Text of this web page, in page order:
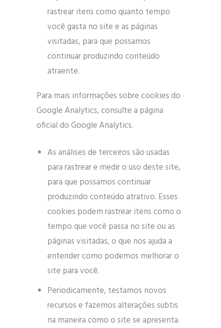
rastrear itens como quanto tempo
você gasta no site e as páginas
visitadas, para que possamos
continuar produzindo conteúdo
atraente.
Para mais informações sobre cookies do
Google Analytics, consulte a página
oficial do Google Analytics.
As análises de terceiros são usadas
para rastrear e medir o uso deste site,
para que possamos continuar
produzindo conteúdo atrativo. Esses
cookies podem rastrear itens como o
tempo que você passa no site ou as
páginas visitadas, o que nos ajuda a
entender como podemos melhorar o
site para você.
Periodicamente, testamos novos
recursos e fazemos alterações subtis
na maneira como o site se apresenta.